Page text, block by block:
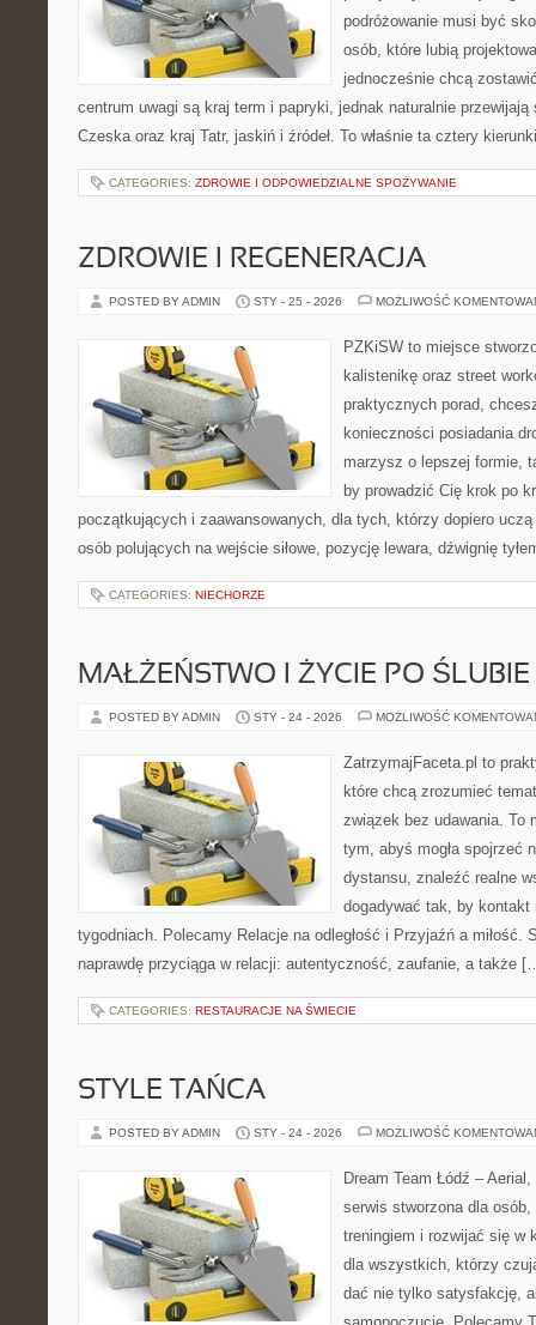
podróżowanie musi być
osób, które lubią
jednocześnie chcą
centrum uwagi są kraj term i papryki, jednak naturalnie
Czeska oraz kraj Tatr, jaskiń i źródeł. To właśnie ta cztery
CATEGORIES: ZDROWIE I ODPOWIEDZIALNE SPOŻYWANIE
ZDROWIE I REGENERACJA
POSTED BY ADMIN STY - 25 - 2026 MOŻLIWOŚĆ
PZKiSW to miejsce
kalistenikę oraz street
praktycznych porad,
konieczności posiadania
marzysz o lepszej formie,
by prowadzić Cię krok po
początkujących i zaawansowanych, dla tych, którzy dopiero
osób polujących na wejście siłowe, pozycję lewara, dźwignię
CATEGORIES: NIECHORZE
MAŁŻEŃSTWO I ŻYCIE PO ŚLUBIE
POSTED BY ADMIN STY - 24 - 2026 MOŻLIWOŚĆ
ZatrzymajFaceta.pl to
które chcą zrozumieć
związek bez udawania. To
tym, abyś mogła spojrzeć
dystansu, znaleźć realne
dogadywać tak, by kontakt
tygodniach. Polecamy Relacje na odległość i Przyjaźń a miłość.
naprawdę przyciąga w relacji: autentyczność, zaufanie, a także
CATEGORIES: RESTAURACJE NA ŚWIECIE
STYLE TAŃCA
POSTED BY ADMIN STY - 24 - 2026 MOŻLIWOŚĆ
Dream Team Łódź –
serwis stworzona dla
treningiem i rozwijać się w
dla wszystkich, którzy
dać nie tylko satysfakcję,